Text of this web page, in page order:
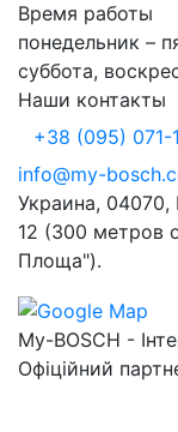
Время работы
понедельник –
суббота,
Наши контакты
+38 (095) 071-
info@my-
Украина, 04070,
12 (300 метров
Площа").
My-BOSCH -
Офіційний